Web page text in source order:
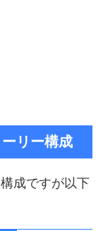
リー構成
成ですが以下